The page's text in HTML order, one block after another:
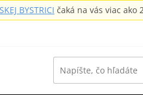
BYSTRICI čaká na vás viac ako